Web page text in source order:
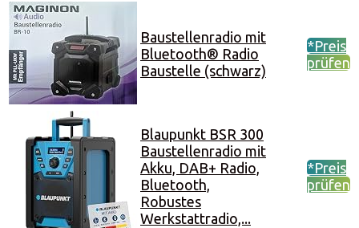
Baustellenradio mit
Bluetooth® Radio
Baustelle (schwarz)
*Preis
prüfen
Blaupunkt BSR 300
Baustellenradio mit
Akku, DAB+ Radio,
Bluetooth,
Robustes
Werkstattradio,...
*Preis
prüfen